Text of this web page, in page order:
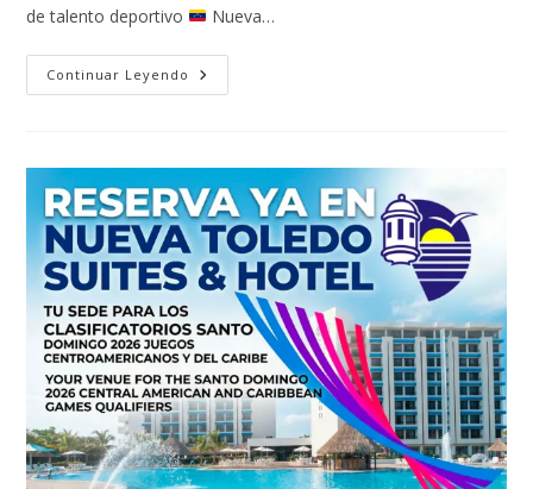
de talento deportivo
Nueva…
Continuar Leyendo